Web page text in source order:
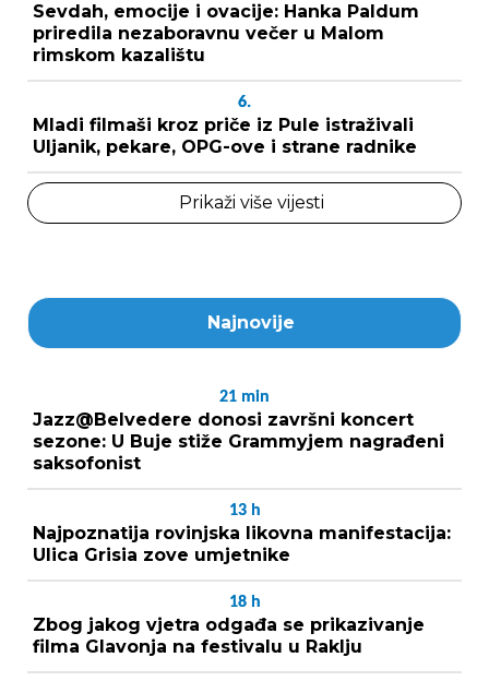
Sevdah, emocije i ovacije: Hanka Paldum
priredila nezaboravnu večer u Malom
rimskom kazalištu
6.
Mladi filmaši kroz priče iz Pule istraživali
Uljanik, pekare, OPG-ove i strane radnike
Prikaži više vijesti
Najnovije
21 min
Jazz@Belvedere donosi završni koncert
sezone: U Buje stiže Grammyjem nagrađeni
saksofonist
13 h
Najpoznatija rovinjska likovna manifestacija:
Ulica Grisia zove umjetnike
18 h
Zbog jakog vjetra odgađa se prikazivanje
filma Glavonja na festivalu u Raklju